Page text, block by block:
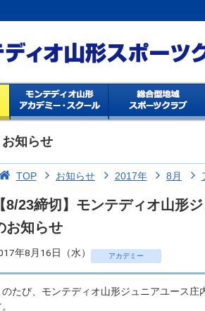
お知らせ
TOP お知らせ 2017年 8月
8/23締切】モンテディオ山形
お知らせ
年8月16日（水） アカデミー
のたび、モンテディオ山形ジュニアユース